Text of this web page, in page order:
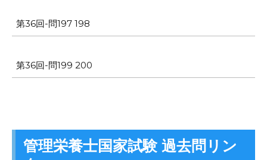
第36回-問197 198
第36回-問199 200
管理栄養士国家試験 過去問リン